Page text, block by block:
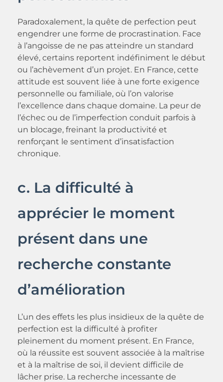
Paradoxalement, la quête de perfection peut
engendrer une forme de procrastination. Face
à l’angoisse de ne pas atteindre un standard
élevé, certains reportent indéfiniment le début
ou l’achèvement d’un projet. En France, cette
attitude est souvent liée à une forte exigence
personnelle ou familiale, où l’on valorise
l’excellence dans chaque domaine. La peur de
l’échec ou de l’imperfection conduit parfois à
un blocage, freinant la productivité et
renforçant le sentiment d’insatisfaction
chronique.
c. La difficulté à
apprécier le moment
présent dans une
recherche constante
d’amélioration
L’un des effets les plus insidieux de la quête de
perfection est la difficulté à profiter
pleinement du moment présent. En France,
où la réussite est souvent associée à la maîtrise
et à la maîtrise de soi, il devient difficile de
lâcher prise. La recherche incessante de